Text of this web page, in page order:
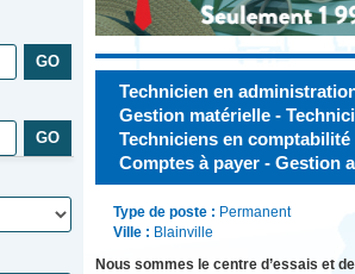
Technicien en
Gestion matérielle -
Techniciens en
Comptes à payer - Gestion
Type de poste : Permanent
Ville : Blainville
Nous sommes le centre d’essais et